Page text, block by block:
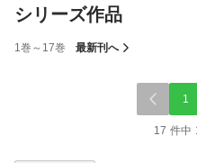
シリーズ作品
1巻～17巻 最新刊へ
1
17 件中